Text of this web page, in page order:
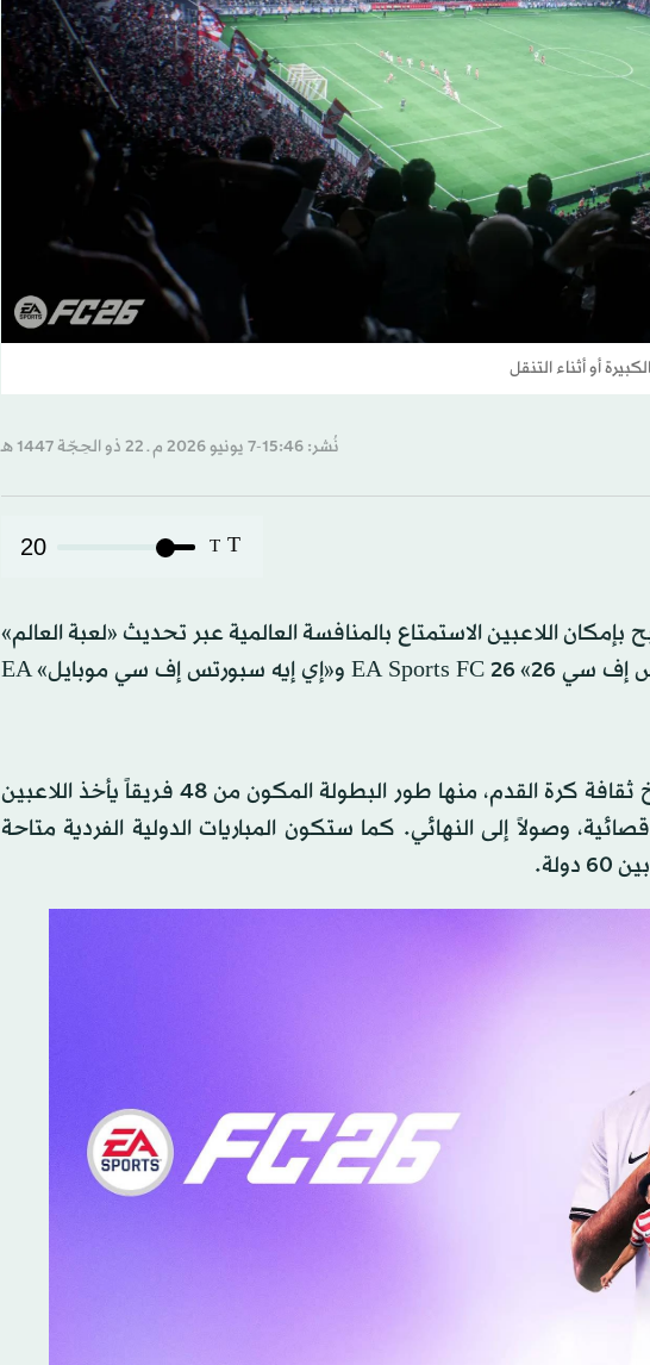
أو أثناء التنقل
نُشر: 15:46-7 يونيو 2026 م ـ 22 ذو الحِجّة 1447 هـ
T
T
20
اللاعبين الاستمتاع بالمنافسة العالمية عبر تحديث «لعبة العالم»
The World’s Game المجاني للعبتي «إي إيه سبورتس إف سي 26» EA Sports FC 26 و«إي إيه سبورتس إف سي موبايل» EA
ويقدم هذا التحديث أنماط لعب جديدة تحتفي بتاريخ ثقافة كرة القدم، منها طور البطولة المكون من 48 فريقاً يأخذ اللاعبين
وصولاً إلى النهائي. كما ستكون المباريات الدولية الفردية متاحة